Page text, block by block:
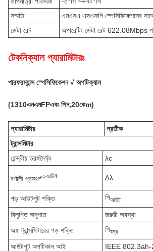
সম্মতি
এমএসএ এসএফপি স্পেসিফিকেশনের সাথে
ডেটা রেট
অপারেটিং ডেটা রেট 622.08Mbps
টেকনিক্যাল প্যারামিটারঃ
পারফরম্যান্স স্পেসিফিকেশন √ অপটিক্যাল
(1310এনএমFPএবং পিন,20কেm)
প্যারামিটার প্রতীক
ট্রান্সমিটার
কেন্দ্রীয় তরঙ্গদৈর্ঘ্য
λc
বর্ণালী প্রস্থ*এনওটি4 ∆λ
গড় আউটপুট শক্তি পিআউট
বিলুপ্তি অনুপাত
জরুরী অবস্থা
অফ ট্রান্সমিটারের গড় শক্তি
পিবন্ধ
আউটপুট অপটিকাল আই
IEEE 802.3ah-